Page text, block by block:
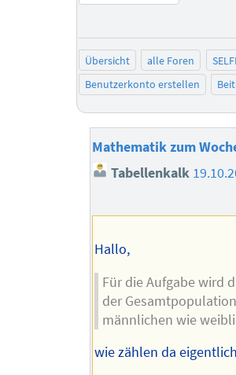
Übersicht alle Foren
Benutzerkonto erstellen
Mathematik zum
Tabellenkalk
Hallo,
Für die Aufgabe wird
der
männlichen wie
wie zählen da